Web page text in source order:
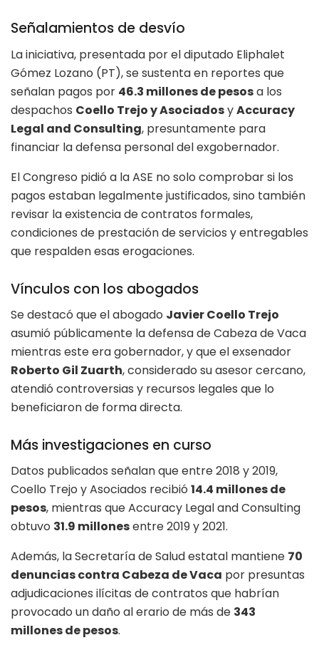
Señalamientos de desvío
La iniciativa, presentada por el diputado Eliphalet
Gómez Lozano (PT), se sustenta en reportes que
señalan pagos por 46.3 millones de pesosa los
despachos Coello Trejo y AsociadosyAccuracy
Legal and Consulting, presuntamente para
financiar la defensa personal del exgobernador.
El Congreso pidió a la ASE no solo comprobar si los
pagos estaban legalmente justificados, sino también
revisar la existencia de contratos formales,
condiciones de prestación de servicios y entregables
que respalden esas erogaciones.
Vínculos con los abogados
Se destacó que el abogado Javier Coello Trejo
asumió públicamente la defensa de Cabeza de Vaca
mientras este era gobernador, y que el exsenador
Roberto Gil Zuarth, considerado su asesor cercano,
atendió controversias y recursos legales que lo
beneficiaron de forma directa.
Más investigaciones en curso
Datos publicados señalan que entre 2018 y 2019,
Coello Trejo y Asociados recibió 14.4 millones de
pesos, mientras que Accuracy Legal and Consulting
obtuvo 31.9 millonesentre 2019 y 2021.
Además, la Secretaría de Salud estatal mantiene 70
denuncias contra Cabeza de Vaca por presuntas
adjudicaciones ilícitas de contratos que habrían
provocado un daño al erario de más de 343
millones de pesos.